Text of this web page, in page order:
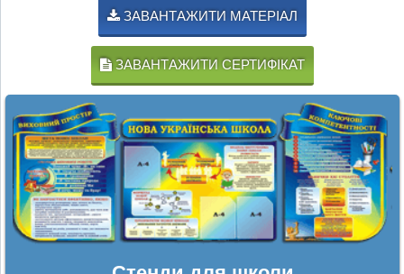
ЗАВАНТАЖИТИ МАТЕРІАЛ
ЗАВАНТАЖИТИ СЕРТИФІКАТ